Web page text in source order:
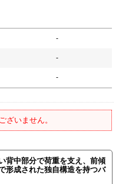
-
-
-
ざいません。
背中部分で荷重を支え、前傾
形成された独自構造を持つバ